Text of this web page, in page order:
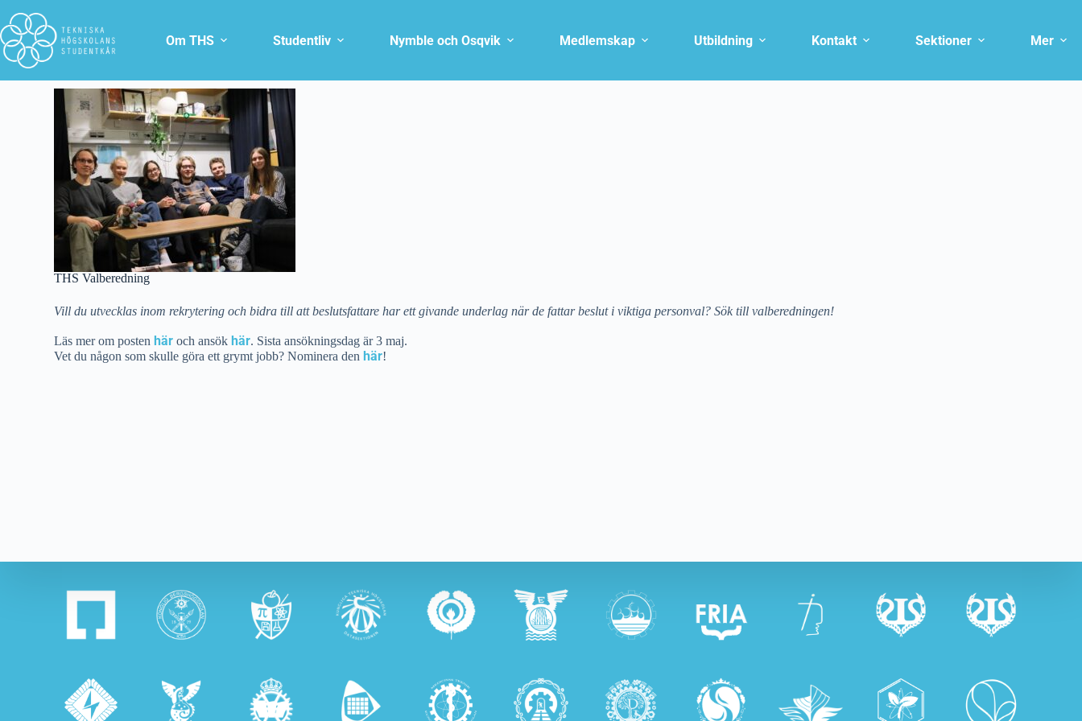
Om THS Studentliv Nymble och Osqvik Medlemskap Utbildning Kontakt Sektioner Mer
THS Valberedning
Vill du utvecklas inom rekrytering och bidra till att beslutsfattare har ett givande underlag när de fattar beslut i viktiga personval? Sök till valberedningen!
Läs mer om posten här och ansök här. Sista ansökningsdag är 3 maj.
Vet du någon som skulle göra ett grymt jobb? Nominera den här!